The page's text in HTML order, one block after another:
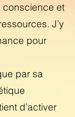
conscience et
J’y
pour
par sa
d’activer